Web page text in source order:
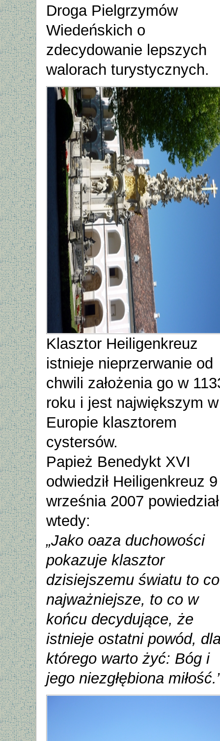
Droga Pielgrzymów
Wiedeńskich o
zdecydowanie lepszych
walorach turystycznych.
Klasztor Heiligenkreuz
istnieje nieprzerwanie od
chwili założenia go w
roku i jest największym w
Europie klasztorem
cystersów.
Papież Benedykt XVI
odwiedził Heiligenkreuz 9
września 2007 powiedział
wtedy:
„Jako oaza duchowości
pokazuje klasztor
dzisiejszemu światu to co
najważniejsze, to co w
końcu decydujące, że
istnieje ostatni powód,
którego warto żyć: Bóg i
jego niezgłębiona